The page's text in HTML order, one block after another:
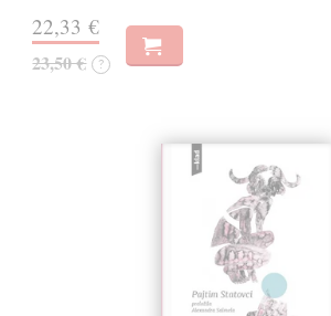
22,33 €
23,50 € ?